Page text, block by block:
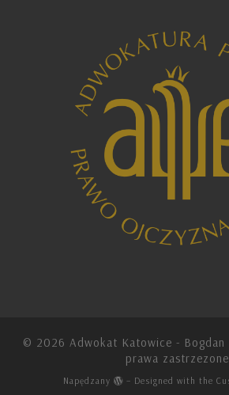
© 2026 Adwokat Katowice - Bogdan
prawa zastrzezone
Napędzany – Designed with the